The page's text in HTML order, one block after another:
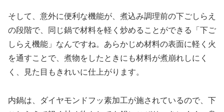
そして、意外に便利な機能が、煮込み調理前の下ごしらえ
の段階で、同じ鍋で材料を軽く炒めることができる「下ご
しらえ機能」なんですね。あらかじめ材料の表面に軽く火
を通すことで、煮物をしたときにも材料が煮崩れしにく
く、見た目もきれいに仕上がります。
内鍋は、ダイヤモンドフッ素加工が施されているので、下